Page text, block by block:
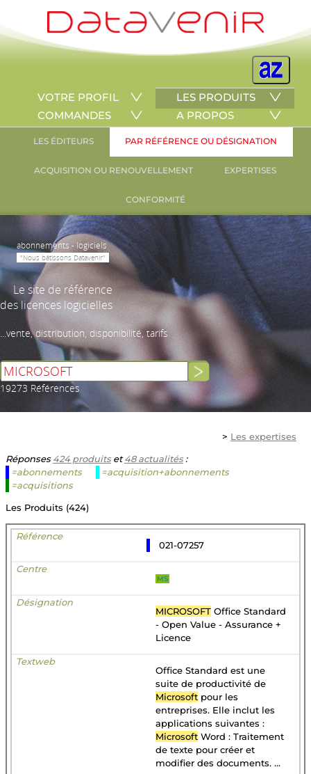
VOTRE PROFIL
LES PRODUITS
COMMANDES
A PROPOS
LES ÉDITEURS PAR RÉFÉRENCE OU DÉSIGNATION
ACQUISITION OU RENOUVELLEMENT EXPERTISES
CONFORMITÉ
abonnements - logiciels
"Nous bâtissons Datavenir"
Le site de référence
des licences logicielles
...vente, distribution, disponibilité, tarifs
19273 Références
> Les expertises
Réponses424 produitset48 actualités:
=abonnements
=acquisition+abonnements
=acquisitions
Les Produits (424)
021-07257
MS
MICROSOFT Office Standard
- Open Value - Assurance +
Licence
Office Standard est une
suite de productivité de
Microsoft pour les
entreprises. Elle inclut les
applications suivantes :
Microsoft Word : Traitement
de texte pour créer et
modifier des documents. ...